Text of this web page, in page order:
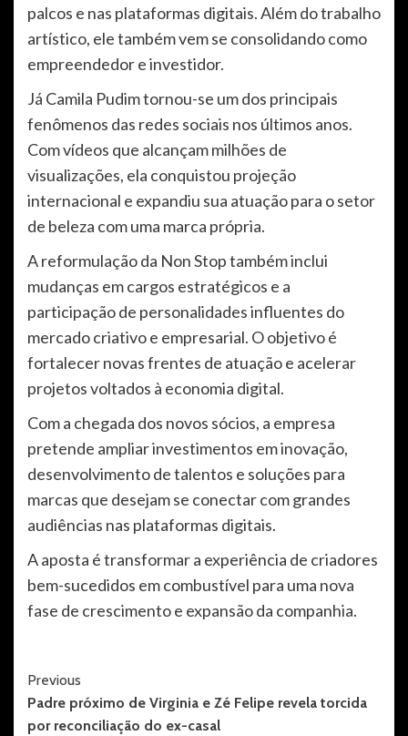
palcos e nas plataformas digitais. Além do trabalho
artístico, ele também vem se consolidando como
empreendedor e investidor.
Já Camila Pudim tornou-se um dos principais
fenômenos das redes sociais nos últimos anos.
Com vídeos que alcançam milhões de
visualizações, ela conquistou projeção
internacional e expandiu sua atuação para o setor
de beleza com uma marca própria.
A reformulação da Non Stop também inclui
mudanças em cargos estratégicos e a
participação de personalidades influentes do
mercado criativo e empresarial. O objetivo é
fortalecer novas frentes de atuação e acelerar
projetos voltados à economia digital.
Com a chegada dos novos sócios, a empresa
pretende ampliar investimentos em inovação,
desenvolvimento de talentos e soluções para
marcas que desejam se conectar com grandes
audiências nas plataformas digitais.
A aposta é transformar a experiência de criadores
bem-sucedidos em combustível para uma nova
fase de crescimento e expansão da companhia.
Post
Navigation
Previous
Padre próximo de Virginia e Zé Felipe revela torcida
por reconciliação do ex-casal